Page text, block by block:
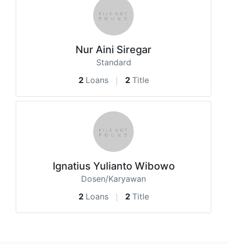
Nur Aini Siregar
Standard
2 Loans 2 Title
Ignatius Yulianto Wibowo
Dosen/Karyawan
2 Loans 2 Title